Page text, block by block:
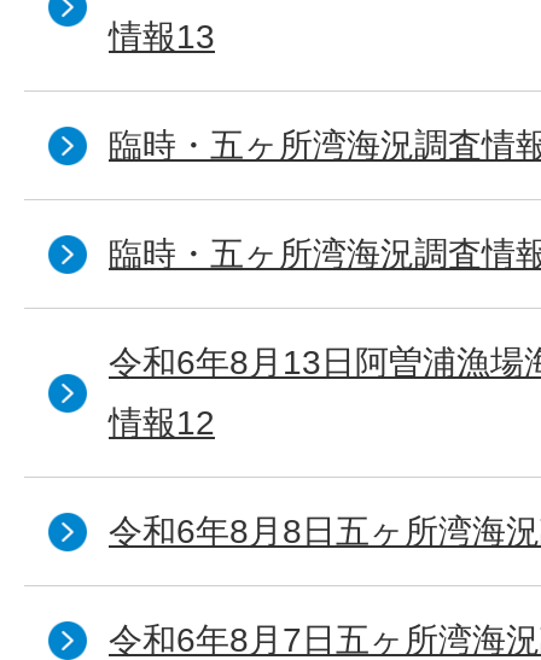
情報13
臨時・五ヶ所湾海況調査情
臨時・五ヶ所湾海況調査情
令和6年8月13日阿曽浦漁場
情報12
令和6年8月8日五ヶ所湾海
令和6年8月7日五ヶ所湾海